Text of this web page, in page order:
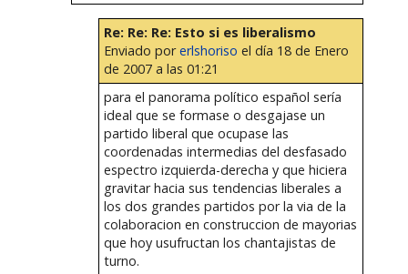
Re: Re: Re: Esto si es liberalismo
Enviado porerlshoriso el día 18 de Enero
de 2007 a las 01:21
para el panorama político español sería
ideal que se formase o desgajase un
partido liberal que ocupase las
coordenadas intermedias del desfasado
espectro izquierda-derecha y que hiciera
gravitar hacia sus tendencias liberales a
los dos grandes partidos por la via de la
colaboracion en construccion de mayorias
que hoy usufructan los chantajistas de
turno.